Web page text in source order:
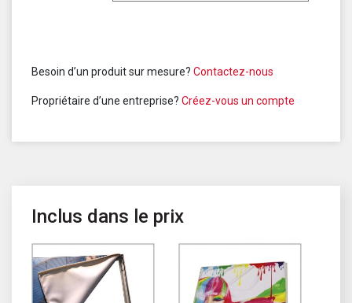
Besoin d’un produit sur mesure? Contactez-nous
Propriétaire d’une entreprise? Créez-vous un compte
Inclus dans le prix